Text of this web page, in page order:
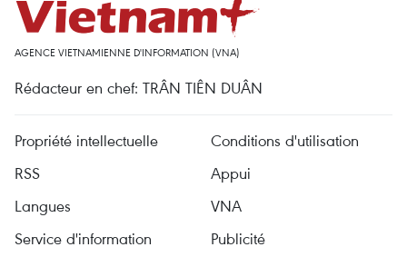
AGENCE VIETNAMIENNE D'INFORMATION (VNA)
Rédacteur en chef: TRÂN TIÊN DUÂN
Propriété intellectuelle
Conditions d'utilisation
RSS
Appui
Langues
VNA
Service d'information
Publicité